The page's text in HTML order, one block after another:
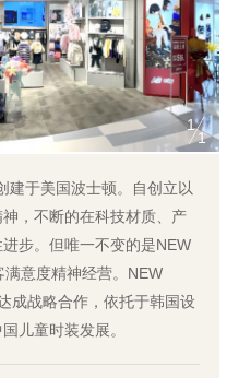
1
1
建于美国波士顿。自创立以
，不断的在科技材质、产
步。但唯一不变的是NEW
意度精神经营。NEW
成战略合作，依托于韩国设
儿童时装发展。